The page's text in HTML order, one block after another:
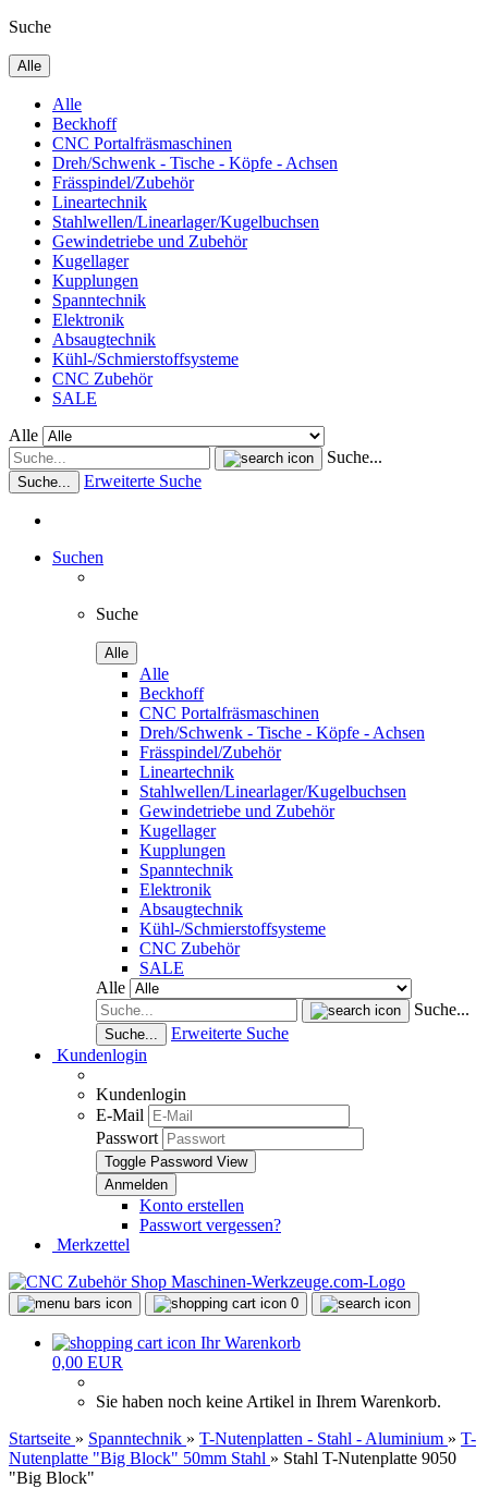
Suche
Alle
Alle
Beckhoff
CNC Portalfräsmaschinen
Dreh/Schwenk - Tische - Köpfe - Achsen
Frässpindel/Zubehör
Lineartechnik
Stahlwellen/Linearlager/Kugelbuchsen
Gewindetriebe und Zubehör
Kugellager
Kupplungen
Spanntechnik
Elektronik
Absaugtechnik
Kühl-/Schmierstoffsysteme
CNC Zubehör
SALE
Alle
Suche...
Suche... Erweiterte Suche
Suchen
Suche
Alle
Alle
Beckhoff
CNC Portalfräsmaschinen
Dreh/Schwenk - Tische - Köpfe - Achsen
Frässpindel/Zubehör
Lineartechnik
Stahlwellen/Linearlager/Kugelbuchsen
Gewindetriebe und Zubehör
Kugellager
Kupplungen
Spanntechnik
Elektronik
Absaugtechnik
Kühl-/Schmierstoffsysteme
CNC Zubehör
SALE
Alle
Suche...
Suche...
Erweiterte Suche
Kundenlogin
Kundenlogin
E-Mail
Passwort
Toggle Password View
Konto erstellen
Passwort vergessen?
Merkzettel
0
Ihr Warenkorb
0,00 EUR
Sie haben noch keine Artikel in Ihrem Warenkorb.
Startseite » Spanntechnik » T-Nutenplatten - Stahl - Aluminium » T-
Nutenplatte "Big Block" 50mm Stahl » Stahl T-Nutenplatte 9050
"Big Block"